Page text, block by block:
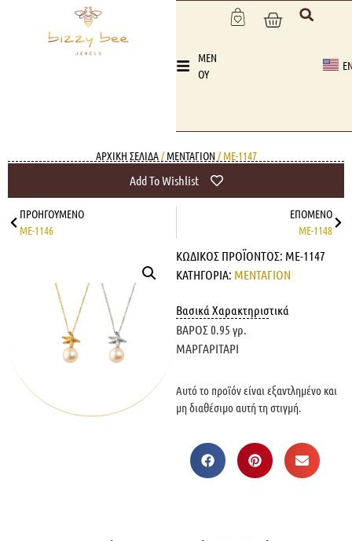
MEN
OY
ΑΡΧΙΚΉ ΣΕΛΊΔΑ/ ΜΕΝΤΑΓΙΟΝ / ME-1147
Add To Wishlist
ΠΡΟΗΓΟΎΜΕΝΟ
ME-1146
ΕΠΌΜΕΝΟ
ME-1148
ΚΩΔΙΚΌΣ ΠΡΟΪΌΝΤΟΣ: ME-1147
ΚΑΤΗΓΟΡΊΑ: ΜΕΝΤΑΓΙΟΝ
Βασικά Χαρακτηριστικά
ΒΑΡΟΣ 0.95 γρ.
ΜΑΡΓΑΡΙΤΑΡΙ
Αυτό το προϊόν είναι εξαντλημένο και
μη διαθέσιμο αυτή τη στιγμή.